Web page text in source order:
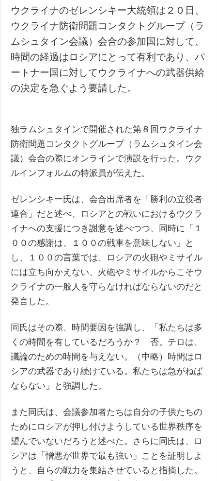
スポーツ
犯罪
事故・緊急事態
追加
特集
インタビュー
サービス
購読
ウクライナのゼレンシキー大統領は２０日、
ウクライナ防衛問題コンタクトグループ（ラ
ムシュタイン会議）会合の参加国に対して、
時間の経過はロシアにとって有利であり、パ
ートナー国に対してウクライナへの武器供給
の決定を急ぐよう要請した。
独ラムシュタインで開催された第８回ウクライナ
防衛問題コンタクトグループ（ラムシュタイン会
議）会合の際にオンラインで演説を行った。ウク
ルインフォルムの特派員が伝えた。
ゼレンシキー氏は、会合出席者を「勝利の立役者
連合」だと述べ、ロシアとの戦いにおけるウクラ
イナへの支援につき謝意を述べつつ、同時に「１
００の感謝は、１００の戦車を意味しない」と
し、１００の言葉では、ロシアの火砲やミサイル
には立ち向かえない、火砲やミサイルからこそウ
クライナの一般人を守らなければならないのだと
発言した。
同氏はその際、時間要因を強調し、「私たちは多
くの時間を有しているだろうか？ 否。テロは、
議論のための時間を与えない。（中略）時間はロ
シアの武器であり続けている。私たちは急がねば
ならない」と強調した。
また同氏は、会議参加者たちは自分の子供たちの
ためにロシアが押し付けようしている世界秩序を
望んでいないだろうと述べた。さらに同氏は、ロ
シアは「憎悪が世界で最も強い」ことを証明しよ
うと、自らの戦力を集結させていると指摘した。